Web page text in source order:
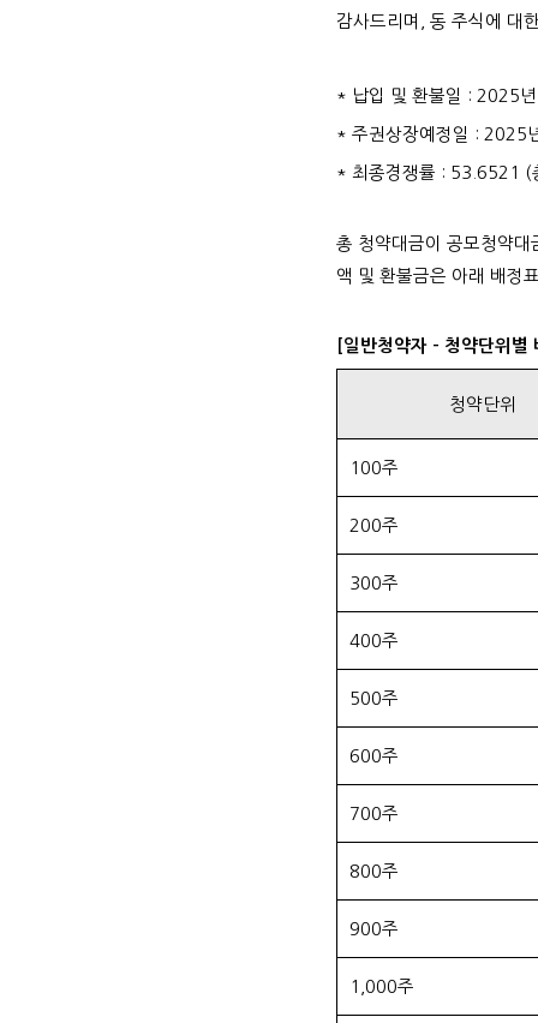
감사드리며, 동 주식에 대
* 납입 및 환불일 : 2025
* 주권상장예정일 : 2025
* 최종경쟁률 : 53.6521 (
총 청약대금이 공모청약
액 및 환불금은 아래 배정
[일반청약자 - 청약단위
청약단위
100주
200주
300주
400주
500주
600주
700주
800주
900주
1,000주